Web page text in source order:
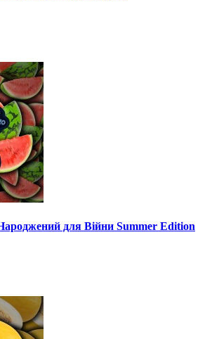
для Війни Summer Edition